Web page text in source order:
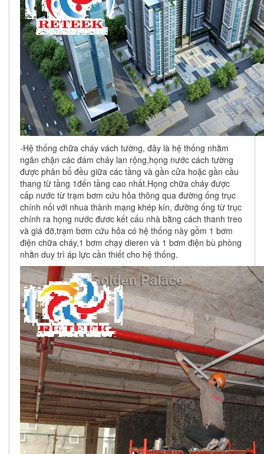
-Hệ thống chữa cháy vách tường, đây là hệ thống nhằm
ngăn chặn các đám cháy lan rộng,họng nước cách tường
được phân bổ đều giữa các tầng và gần cửa hoặc gần cầu
thang từ tầng 1đến tầng cao nhất.Họng chữa cháy được
cấp nước từ trạm bơm cứu hỏa thông qua đường ống trục
chính nối với nhua thành mạng khép kín, đường ống từ trục
chính ra họng nước đươc kết cấu nhà bằng cách thanh treo
và giá đỡ,trạm bơm cứu hỏa có hệ thống này gồm 1 bơm
điện chữa cháy,1 bơm chạy dieren và 1 bơm điện bù phòng
nhằn duy trì áp lực cần thiết cho hệ thống.